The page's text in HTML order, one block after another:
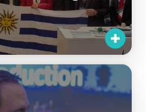
Uruguay reafirma
hub de negocios e